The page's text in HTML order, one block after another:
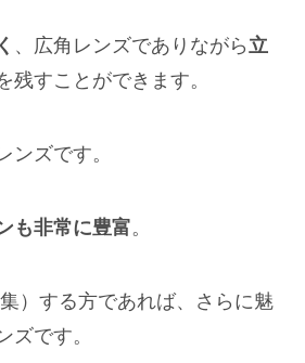
、広角レンズでありながら立
残すことができます。
ンズです。
も非常に豊富。
）する方であれば、さらに魅
ズです。